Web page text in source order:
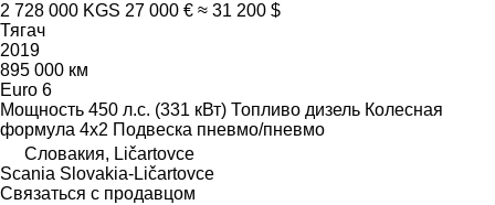
2 728 000 KGS 27 000 € ≈ 31 200 $
Тягач
2019
895 000 км
Euro 6
Мощность 450 л.с. (331 кВт) Топливо дизель Колесная
формула 4x2 Подвеска пневмо/пневмо
Словакия, Ličartovce
Scania Slovakia-Ličartovce
Связаться с продавцом